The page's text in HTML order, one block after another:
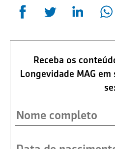
Receba os
Longevidade MAG
se: